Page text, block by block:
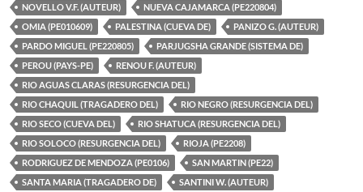
NOVELLO V.F. (AUTEUR)
NUEVA CAJAMARCA (PE220804)
OMIA (PE010609)
PALESTINA (CUEVA DE)
PANIZO G. (AUTEUR)
PARDO MIGUEL (PE220805)
PARJUGSHA GRANDE (SISTEMA DE)
PEROU (PAYS-PE)
RENOU F. (AUTEUR)
RIO AGUAS CLARAS (RESURGENCIA DEL)
RIO CHAQUIL (TRAGADERO DEL)
RIO NEGRO (RESURGENCIA DEL)
RIO SECO (CUEVA DEL)
RIO SHATUCA (RESURGENCIA DEL)
RIO SOLOCO (RESURGENCIA DEL)
RIOJA (PE2208)
RODRIGUEZ DE MENDOZA (PE0106)
SAN MARTIN (PE22)
SANTA MARIA (TRAGADERO DE)
SANTINI W. (AUTEUR)